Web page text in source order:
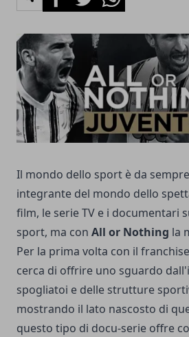
Il mondo dello sport è da
integrante del mondo dello
film, le serie TV e i documentari
sport, ma con All or Nothing la
Per la prima volta con il
cerca di offrire uno sguardo
spogliatoi e delle strutture
mostrando il lato nascosto di
questo tipo di docu-serie offre